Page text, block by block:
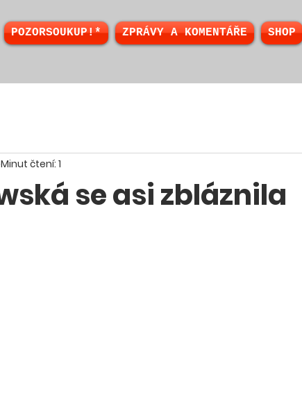
POZORSOUKUP!* ZPRÁVY A KOMENTÁŘE SHOP
se asi zbláznila
Minut čtení: 1